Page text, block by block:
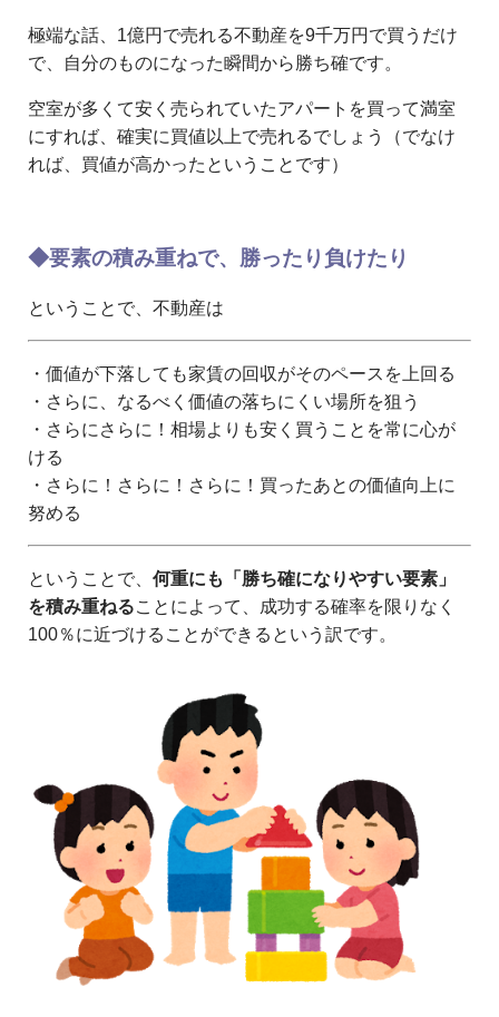
極端な話、1億円で売れる不動産を9千万円で買うだけ
で、自分のものになった瞬間から勝ち確です。
空室が多くて安く売られていたアパートを買って満室
にすれば、確実に買値以上で売れるでしょう（でなけ
れば、買値が高かったということです）
◆要素の積み重ねで、勝ったり負けたり
ということで、不動産は
・価値が下落しても家賃の回収がそのペースを上回る
・さらに、なるべく価値の落ちにくい場所を狙う
・さらにさらに！相場よりも安く買うことを常に心が
ける
・さらに！さらに！さらに！買ったあとの価値向上に
努める
ということで、 何重にも「勝ち確になりやすい要素」
を積み重ねることによって、成功する確率を限りなく
100％に近づけることができるという訳です。